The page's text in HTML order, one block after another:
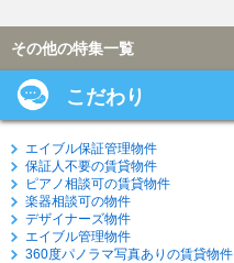
その他の特集一覧
こだわり
エイブル保証管理物件
保証人不要の賃貸物件
ピアノ相談可の賃貸物件
楽器相談可の物件
デザイナーズ物件
エイブル管理物件
360度パノラマ写真ありの賃貸物件